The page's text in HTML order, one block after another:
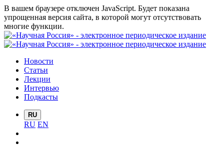
В вашем браузере отключен JavaScript. Будет показана
упрощенная версия сайта, в которой могут отсутствовать
многие функции.
Новости
Статьи
Лекции
Интервью
Подкасты
RU
RU EN